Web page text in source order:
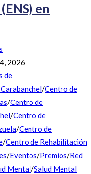
en
2026
de
/Centro de
/Centro de
/Centro de
/Centro de
/Centro de Rehabilitación
/Eventos/Premios/Red
Mental/Salud Mental